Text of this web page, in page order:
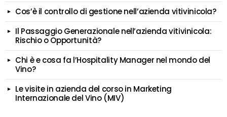
Cos’è il controllo di gestione nell’azienda vitivinicola?
Il Passaggio Generazionale nell’azienda vitivinicola:
Rischio o Opportunità?
Chi è e cosa fa l’Hospitality Manager nel mondo del
Vino?
Le visite in azienda del corso in Marketing
Internazionale del Vino (MIV)